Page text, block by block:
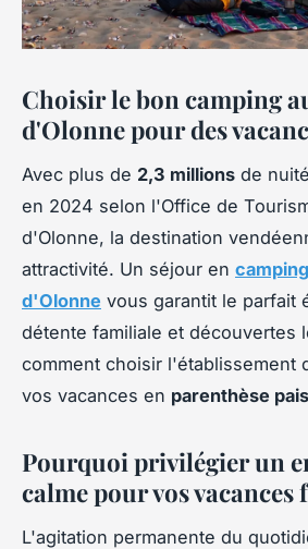
Choisir le bon camping
d'Olonne pour des
Avec plus de 2,3 millions de
en 2024 selon l'Office de
d'Olonne, la destination
attractivité. Un séjour en
d'Olonne vous garantit le parfait
détente familiale et découvertes
comment choisir l'établissement
vos vacances en parenthèse
Pourquoi privilégier un
calme pour vos vacances
L'agitation permanente du